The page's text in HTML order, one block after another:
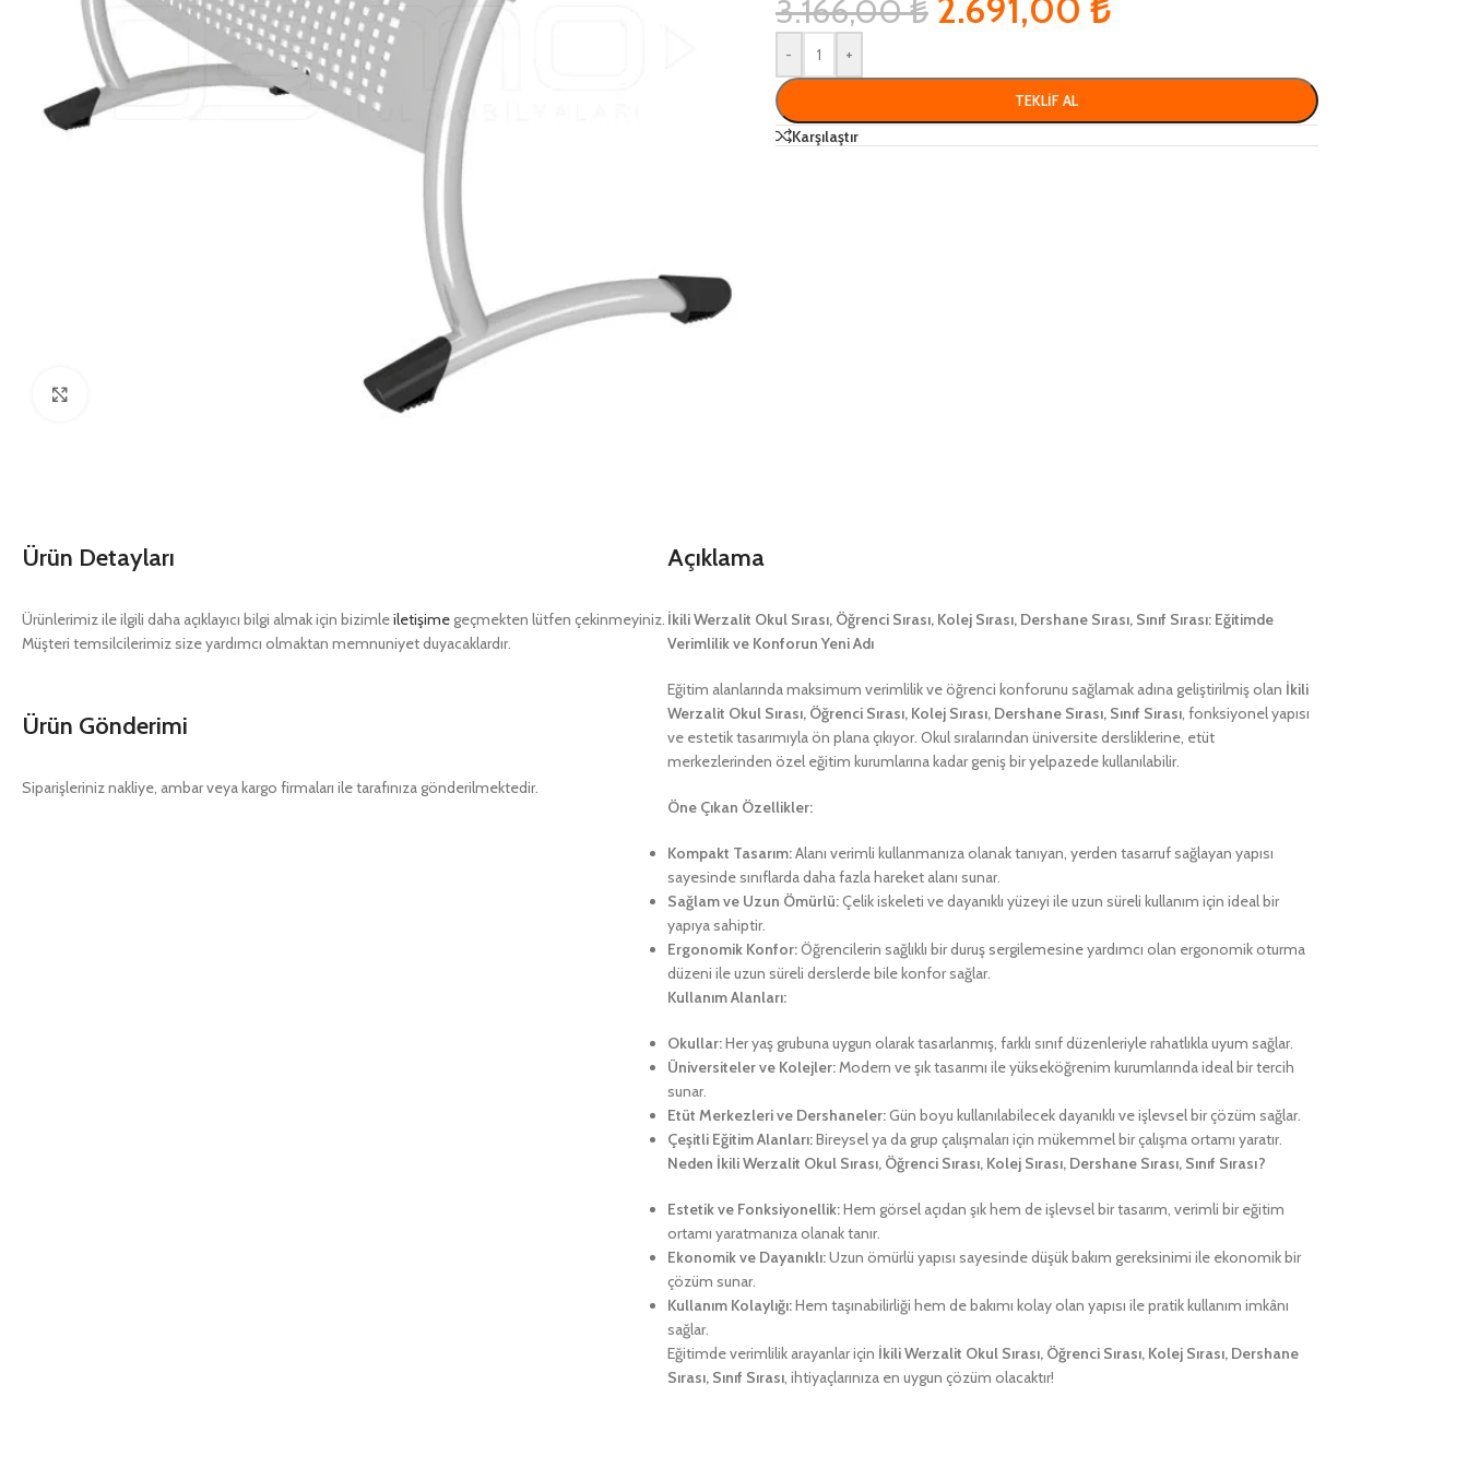
3.166,00₺ 2.691,00 ₺
- +
TEKLIF AL
Karşılaştır
Ürün Detayları
Ürünlerimiz ile ilgili daha açıklayıcı bilgi almak için bizimleiletişimegeçmekten lütfen çekinmeyiniz.
Müşteri temsilcilerimiz size yardımcı olmaktan memnuniyet duyacaklardır.
Ürün Gönderimi
Siparişleriniz nakliye, ambar veya kargo firmaları ile tarafınıza gönderilmektedir.
Açıklama
İkili Werzalit Okul Sırası, Öğrenci Sırası, Kolej Sırası, Dershane Sırası, Sınıf Sırası: Eğitimde
Verimlilik ve Konforun Yeni Adı
Eğitim alanlarında maksimum verimlilik ve öğrenci konforunu sağlamak adına geliştirilmiş olan İkili
Werzalit Okul Sırası, Öğrenci Sırası, Kolej Sırası, Dershane Sırası, Sınıf Sırası, fonksiyonel yapısı
ve estetik tasarımıyla ön plana çıkıyor. Okul sıralarından üniversite dersliklerine, etüt
merkezlerinden özel eğitim kurumlarına kadar geniş bir yelpazede kullanılabilir.
Öne Çıkan Özellikler:
Kompakt Tasarım:Alanı verimli kullanmanıza olanak tanıyan, yerden tasarruf sağlayan yapısı
sayesinde sınıflarda daha fazla hareket alanı sunar.
Sağlam ve Uzun Ömürlü:Çelik iskeleti ve dayanıklı yüzeyi ile uzun süreli kullanım için ideal bir
yapıya sahiptir.
Ergonomik Konfor:Öğrencilerin sağlıklı bir duruş sergilemesine yardımcı olan ergonomik oturma
düzeni ile uzun süreli derslerde bile konfor sağlar.
Kullanım Alanları:
Okullar:Her yaş grubuna uygun olarak tasarlanmış, farklı sınıf düzenleriyle rahatlıkla uyum sağlar.
Üniversiteler ve Kolejler:Modern ve şık tasarımı ile yükseköğrenim kurumlarında ideal bir tercih
sunar.
Etüt Merkezleri ve Dershaneler:Gün boyu kullanılabilecek dayanıklı ve işlevsel bir çözüm sağlar.
Çeşitli Eğitim Alanları:Bireysel ya da grup çalışmaları için mükemmel bir çalışma ortamı yaratır.
Neden İkili Werzalit Okul Sırası, Öğrenci Sırası, Kolej Sırası, Dershane Sırası, Sınıf Sırası?
Estetik ve Fonksiyonellik:Hem görsel açıdan şık hem de işlevsel bir tasarım, verimli bir eğitim
ortamı yaratmanıza olanak tanır.
Ekonomik ve Dayanıklı:Uzun ömürlü yapısı sayesinde düşük bakım gereksinimi ile ekonomik bir
çözüm sunar.
Kullanım Kolaylığı:Hem taşınabilirliği hem de bakımı kolay olan yapısı ile pratik kullanım imkânı
sağlar.
Eğitimde verimlilik arayanlar için İkili Werzalit Okul Sırası, Öğrenci Sırası, Kolej Sırası, Dershane
Sırası, Sınıf Sırası, ihtiyaçlarınıza en uygun çözüm olacaktır!